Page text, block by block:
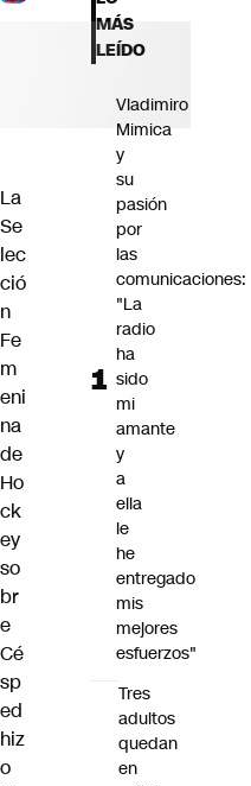
La
Se
lec
ció
n
Fe
m
eni
na
de
Ho
ck
ey
so
br
e
Cé
sp
ed
hiz
o
MÁS
LEÍDO
Vladimiro
Mimica
y
su
pasión
por
las
comunicaciones:
"La
radio
ha
sido
mi
amante
y
a
ella
le
he
entregado
mis
mejores
esfuerzos"
Tres
adultos
quedan
en